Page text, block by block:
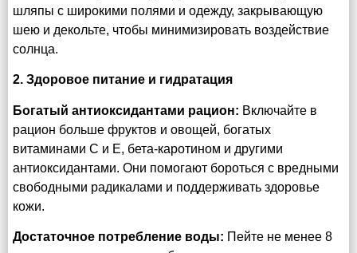
шляпы с широкими полями и одежду, закрывающую
шею и декольте, чтобы минимизировать воздействие
солнца.
2. Здоровое питание и гидратация
Богатый антиоксидантами рацион: Включайте в
рацион больше фруктов и овощей, богатых
витаминами C и E, бета-каротином и другими
антиоксидантами. Они помогают бороться с вредными
свободными радикалами и поддерживать здоровье
кожи.
Достаточное потребление воды: Пейте не менее 8